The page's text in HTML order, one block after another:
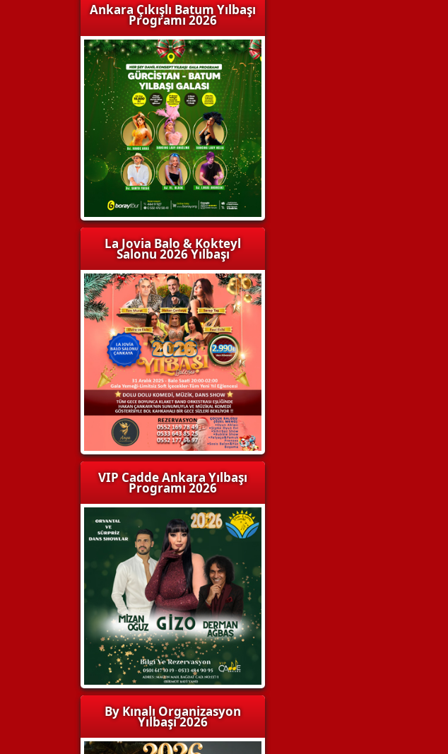
Ankara Çıkışlı Batum Yılbaşı
Programı 2026
La Jovia Balo & Kokteyl
Salonu 2026 Yılbaşı
VIP Cadde Ankara Yılbaşı
Programı 2026
By Kınalı Organizasyon
Yılbaşı 2026